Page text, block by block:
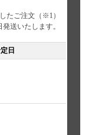
たご注文（※1）
送いたします。
日